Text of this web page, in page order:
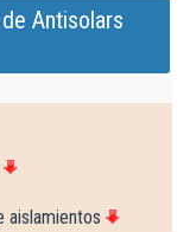
Antisolars
aislamientos